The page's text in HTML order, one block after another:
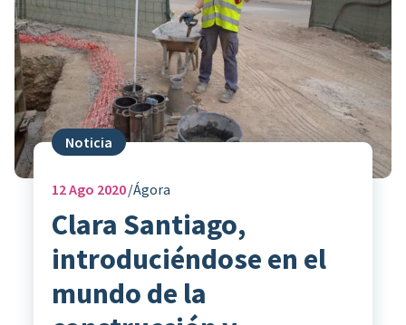
Noticia
12Ago 2020 Ágora
Clara Santiago,
introduciéndose en el
mundo de la